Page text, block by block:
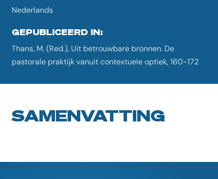
Nederlands
GEPUBLICEERD IN:
Thans, M. (Red.), Uit betrouwbare bronnen. De
pastorale praktijk vanuit contextuele optiek, 160-172
SAMENVATTING